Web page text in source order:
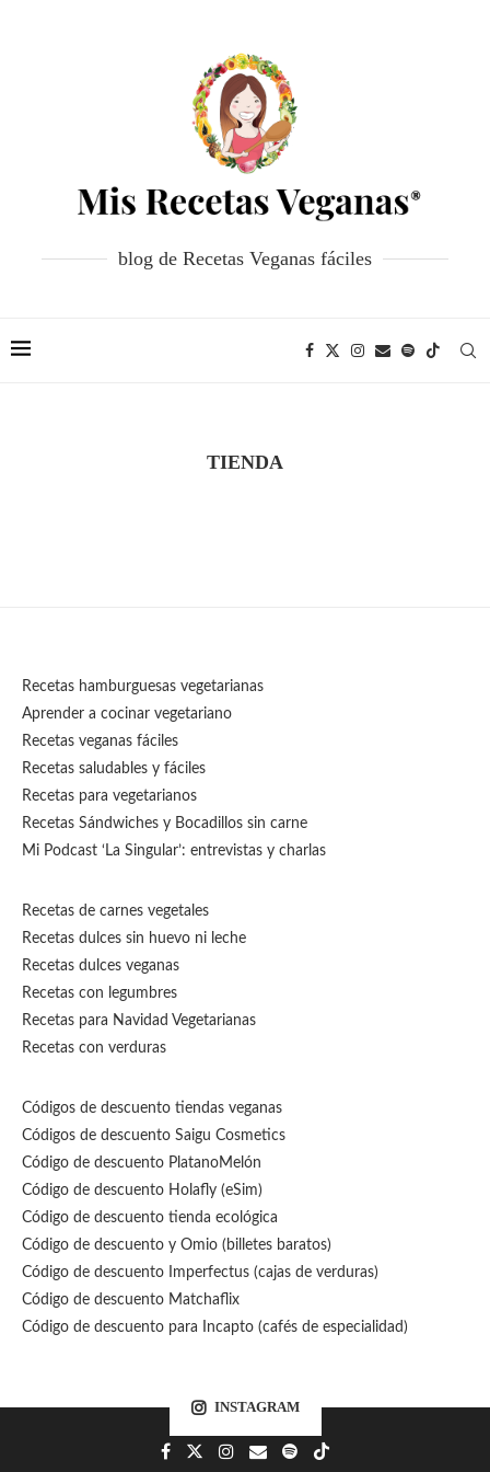
blog de Recetas Veganas fáciles
TIENDA
Recetas hamburguesas vegetarianas
Aprender a cocinar vegetariano
Recetas veganas fáciles
Recetas saludables y fáciles
Recetas para vegetarianos
Recetas Sándwiches y Bocadillos sin carne
Mi Podcast ‘La Singular’: entrevistas y charlas
Recetas de carnes vegetales
Recetas dulces sin huevo ni leche
Recetas dulces veganas
Recetas con legumbres
Recetas para Navidad Vegetarianas
Recetas con verduras
Códigos de descuento tiendas veganas
Códigos de descuento Saigu Cosmetics
Código de descuento PlatanoMelón
Código de descuento Holafly (eSim)
Código de descuento tienda ecológica
Código de descuento y Omio (billetes baratos)
Código de descuento Imperfectus (cajas de verduras)
Código de descuento Matchaflix
Código de descuento para Incapto (cafés de especialidad)
INSTAGRAM